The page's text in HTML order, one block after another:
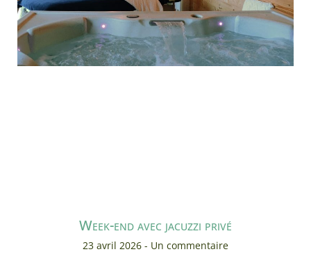
Week-end avec jacuzzi privé
23 avril 2026
Un commentaire